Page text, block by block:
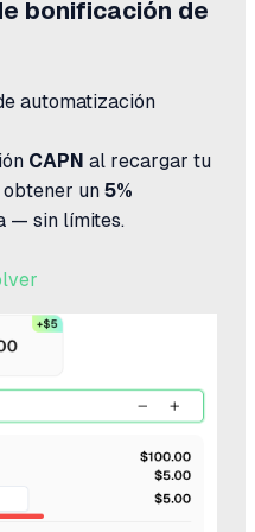
bonificación de
automatización
CAPN al recargar tu
un 5%
— sin límites.